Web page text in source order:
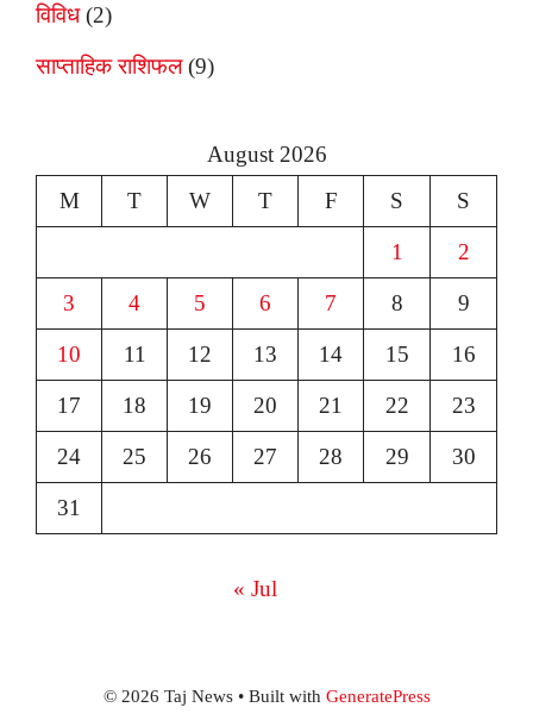
विविध(2)
साप्ताहिक राशिफल(9)
August 2026
M
T W T F S S
1 2
3 4 5 6 7 8 9
10 11 12 13 14 15 16
17 18 19 20 21 22 23
24 25 26 27 28 29 30
31
« Jul
© 2026 Taj News• Built with GeneratePress